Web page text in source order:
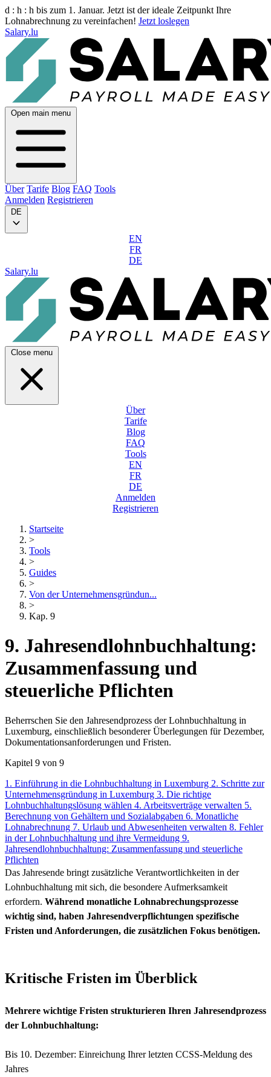
d : h : h bis zum 1. Januar. Jetzt ist der ideale Zeitpunkt Ihre
Lohnabrechnung zu vereinfachen! Jetzt loslegen
Salary.lu
Open main menu
Über Tarife Blog FAQ Tools
Anmelden Registrieren
DE
EN
FR
DE
Salary.lu
Close menu
Über
Tarife
Blog
FAQ
Tools
EN
FR
DE
Anmelden
Registrieren
Startseite
>
Tools
>
Guides
>
Von der Unternehmensgründun...
>
Kap. 9
9. Jahresendlohnbuchhaltung:
Zusammenfassung und
steuerliche Pflichten
Beherrschen Sie den Jahresendprozess der Lohnbuchhaltung in
Luxemburg, einschließlich besonderer Überlegungen für Dezember,
Dokumentationsanforderungen und Fristen.
Kapitel 9 von 9
1. Einführung in die Lohnbuchhaltung in Luxemburg 2. Schritte zur
Unternehmensgründung in Luxemburg 3. Die richtige
Lohnbuchhaltungslösung wählen 4. Arbeitsverträge verwalten 5.
Berechnung von Gehältern und Sozialabgaben 6. Monatliche
Lohnabrechnung 7. Urlaub und Abwesenheiten verwalten 8. Fehler
in der Lohnbuchhaltung und ihre Vermeidung 9.
Jahresendlohnbuchhaltung: Zusammenfassung und steuerliche
Pflichten
Das Jahresende bringt zusätzliche Verantwortlichkeiten in der
Lohnbuchhaltung mit sich, die besondere Aufmerksamkeit
erfordern. Während monatliche Lohnabrechungsprozesse
wichtig sind, haben Jahresendverpflichtungen spezifische
Fristen und Anforderungen, die zusätzlichen Fokus benötigen.
Kritische Fristen im Überblick
Mehrere wichtige Fristen strukturieren Ihren Jahresendprozess
der Lohnbuchhaltung:
Bis 10. Dezember: Einreichung Ihrer letzten CCSS-Meldung des
Jahres